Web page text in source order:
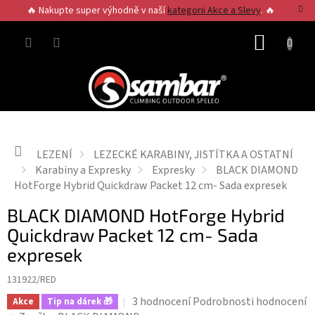
na
obsah
🔥 Nakupte super výhodně v našíkategorii Akce a Slevy. 🔥
Domů
LEZENÍ
LEZECKÉ KARABINY, JISTÍTKA A OSTATNÍ
Karabiny a Expresky
Expresky
BLACK DIAMOND
HotForge Hybrid Quickdraw Packet 12 cm- Sada expresek
BLACK DIAMOND HotForge Hybrid
Quickdraw Packet 12 cm- Sada
expresek
131922/RED
Akce Tip na dárek 🎁
Průměrné
3 hodnocení Podrobnosti hodnocení